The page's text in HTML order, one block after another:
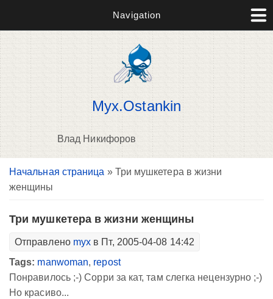
Navigation
Myx.Ostankin
Влад Никифоров
Вы здесь
Начальная страница » Три мушкетера в жизни
женщины
Три мушкетера в жизни женщины
Отправлено myx в Пт, 2005-04-08 14:42
Tags: manwoman, repost
Понравилось ;-) Сорри за кат, там слегка нецензурно ;-)
Но красиво...